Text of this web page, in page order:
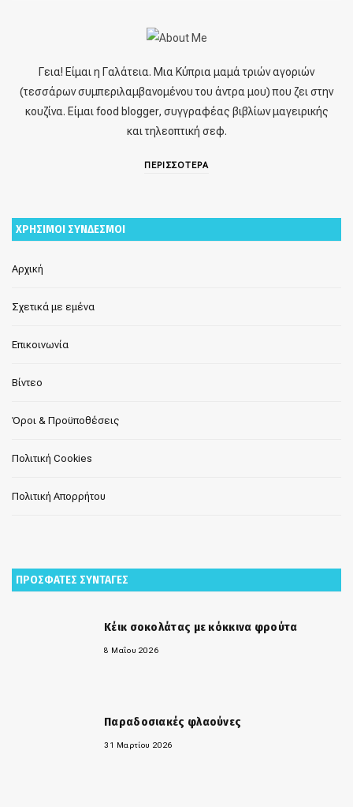
Γεια! Είμαι η Γαλάτεια. Μια Κύπρια μαμά τριών αγοριών
(τεσσάρων συμπεριλαμβανομένου του άντρα μου) που ζει στην
κουζίνα. Είμαι food blogger, συγγραφέας βιβλίων μαγειρικής
και τηλεοπτική σεφ.
ΠΕΡΙΣΣΟΤΕΡΑ
ΧΡΗΣΙΜΟΙ ΣΥΝΔΕΣΜΟΙ
Αρχική
Σχετικά με εμένα
Επικοινωνία
Βίντεο
Όροι & Προϋποθέσεις
Πολιτική Cookies
Πολιτική Απορρήτου
ΠΡΟΣΦΑΤΕΣ ΣΥΝΤΑΓΕΣ
Κέικ σοκολάτας με κόκκινα φρούτα
8 Μαΐου 2026
Παραδοσιακές φλαούνες
31 Μαρτίου 2026